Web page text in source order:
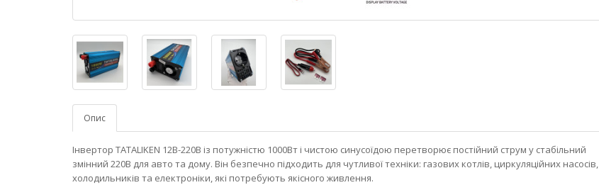
Опис
Інвертор TATALIKEN 12В-220В із потужністю 1000Вт і чистою синусоїдою перетворює постійний струм у стабільний
змінний 220В для авто та дому. Він безпечно підходить для чутливої техніки: газових котлів, циркуляційних насосів,
холодильників та електроніки, які потребують якісного живлення.